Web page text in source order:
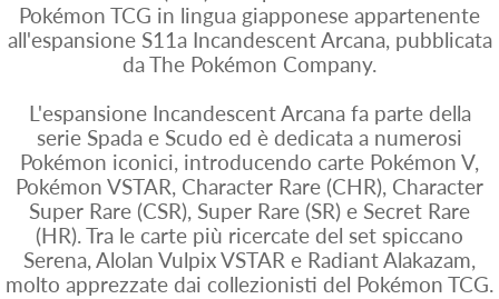
Pokémon TCG in lingua giapponese appartenente
all'espansione S11a Incandescent Arcana, pubblicata
da The Pokémon Company.
L'espansione Incandescent Arcana fa parte della
serie Spada e Scudo ed è dedicata a numerosi
Pokémon iconici, introducendo carte Pokémon V,
Pokémon VSTAR, Character Rare (CHR), Character
Super Rare (CSR), Super Rare (SR) e Secret Rare
(HR). Tra le carte più ricercate del set spiccano
Serena, Alolan Vulpix VSTAR e Radiant Alakazam,
molto apprezzate dai collezionisti del Pokémon TCG.